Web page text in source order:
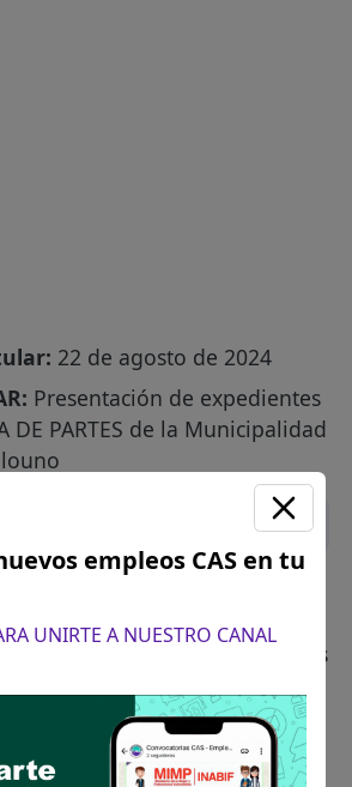
22 de agosto de 2024
Presentación de expedientes
DE PARTES de la Municipalidad
a detalle las bases del
verifica si cumples con los
documentación y presentalo en
por los medios que indica las
empleos CAS en tu
UNIRTE A NUESTRO CANAL